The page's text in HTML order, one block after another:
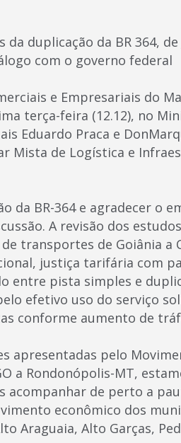
duplicação da BR 364, de
com o governo federal
e Empresariais do
terça-feira (12.12), no
Eduardo Praca e
Mista de Logística e
da BR-364 e agradecer o
A revisão dos
transportes de Goiânia a
justiça tarifária com
entre pista simples e
efetivo uso do serviço
conforme aumento de
apresentadas pelo
a Rondonópolis-MT,
acompanhar de perto a
econômico dos
Araguaia, Alto Garças,